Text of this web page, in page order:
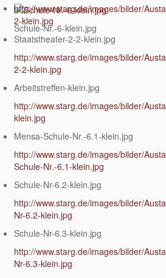
Schule-Nr.-6-klein.jpg
http://www.starg.de/images/bilder/
2-klein.jpg
Staatstheater-2-2-klein.jpg
http://www.starg.de/images/bilder/
2-2-klein.jpg
Arbeitstreffen-klein.jpg
http://www.starg.de/images/bilder/
klein.jpg
Mensa-Schule-Nr.-6.1-klein.jpg
http://www.starg.de/images/bilder/
Schule-Nr.-6.1-klein.jpg
Schule-Nr-6.2-klein.jpg
http://www.starg.de/images/bilder/
Nr-6.2-klein.jpg
Schule-Nr-6.3-klein.jpg
http://www.starg.de/images/bilder/
Nr-6.3-klein.jpg